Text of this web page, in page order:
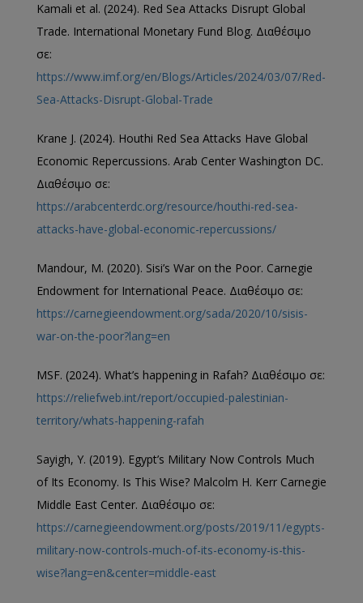
Kamali et al. (2024). Red Sea Attacks Disrupt Global
Trade. International Monetary Fund Blog. Διαθέσιμο
σε:
https://www.imf.org/en/Blogs/Articles/2024/03/07/Red-
Sea-Attacks-Disrupt-Global-Trade
Κrane J. (2024). Houthi Red Sea Attacks Have Global
Economic Repercussions. Arab Center Washington DC.
Διαθέσιμο σε:
https://arabcenterdc.org/resource/houthi-red-sea-
attacks-have-global-economic-repercussions/
Mandour, M. (2020). Sisi’s War on the Poor. Carnegie
Endowment for International Peace. Διαθέσιμο σε:
https://carnegieendowment.org/sada/2020/10/sisis-
war-on-the-poor?lang=en
MSF. (2024). What’s happening in Rafah? Διαθέσιμο σε:
https://reliefweb.int/report/occupied-palestinian-
territory/whats-happening-rafah
Sayigh, Y. (2019). Egypt’s Military Now Controls Much
of Its Economy. Is This Wise? Malcolm H. Kerr Carnegie
Middle East Center. Διαθέσιμο σε:
https://carnegieendowment.org/posts/2019/11/egypts-
military-now-controls-much-of-its-economy-is-this-
wise?lang=en&center=middle-east